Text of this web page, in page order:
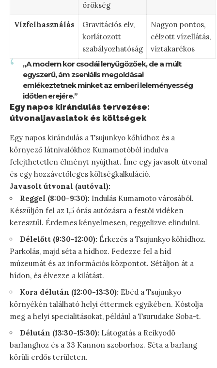
örökség
Vízfelhasználás
Gravitációs elv,
korlátozott
szabályozhatóság
Nagyon pontos,
célzott vízellátás,
víztakarékos
„A modern kor csodái lenyűgözőek, de a múlt
egyszerű, ám zseniális megoldásai
emlékeztetnek minket az emberi leleményesség
időtlen erejére.”
Egy napos kirándulás tervezése:
útvonaljavaslatok és költségek
Egy napos kirándulás a Tsujunkyo kőhídhoz és a
környező látnivalókhoz Kumamotóból indulva
felejthetetlen élményt nyújthat. Íme egy javasolt útvonal
és egy hozzávetőleges költségkalkuláció.
Javasolt útvonal (autóval):
Reggel (8:00-9:30): Indulás Kumamoto városából.
Készüljön fel az 1,5 órás autózásra a festői vidéken
keresztül. Érdemes kényelmesen, reggelizve elindulni.
Délelőtt (9:30-12:00): Érkezés a Tsujunkyo kőhídhoz.
Parkolás, majd séta a hídhoz. Fedezze fel a híd
múzeumát és az információs központot. Sétáljon át a
hídon, és élvezze a kilátást.
Kora délután (12:00-13:30): Ebéd a Tsujunkyo
környékén található helyi éttermek egyikében. Kóstolja
meg a helyi specialitásokat, például a Tsurudake Soba-t.
Délután (13:30-15:30): Látogatás a Reikyodō
barlanghoz és a 33 Kannon szoborhoz. Séta a barlang
körüli erdős területen.